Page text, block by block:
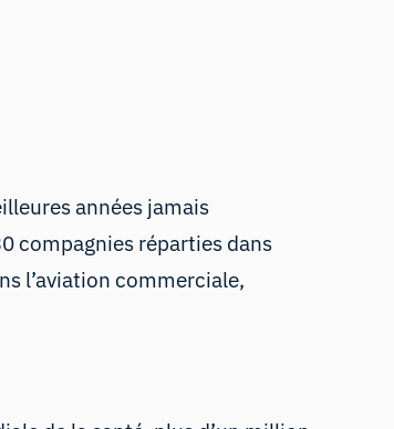
années jamais
compagnies réparties dans
l’aviation commerciale,